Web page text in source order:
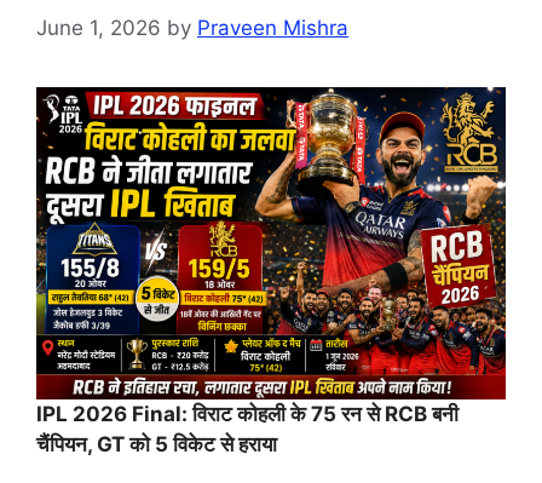
June 1, 2026 by Praveen Mishra
IPL 2026 Final: विराट कोहली के 75 रन से RCB बनी
चैंपियन, GT को 5 विकेट से हराया